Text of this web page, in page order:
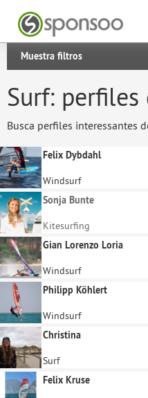
Muestra filtros
Surf:
Busca perfiles interessantes
Felix Dybdahl
Windsurf
Sonja Bunte
Kitesurfing
Gian Lorenzo Loria
Windsurf
Philipp Köhlert
Windsurf
Christina
Surf
Felix Kruse